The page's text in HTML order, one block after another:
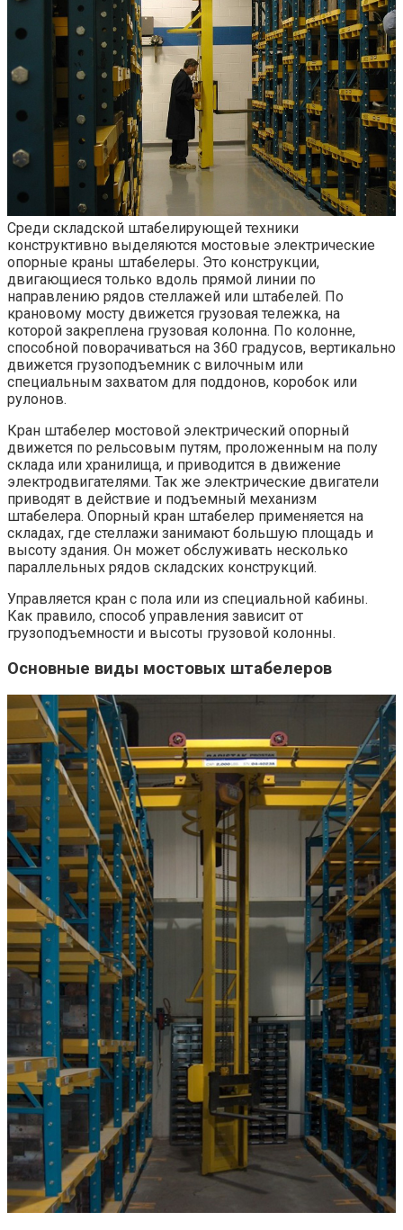
Среди складской штабелирующей техники
конструктивно выделяются мостовые электрические
опорные краны штабелеры. Это конструкции,
двигающиеся только вдоль прямой линии по
направлению рядов стеллажей или штабелей. По
крановому мосту движется грузовая тележка, на
которой закреплена грузовая колонна. По колонне,
способной поворачиваться на 360 градусов, вертикально
движется грузоподъемник с вилочным или
специальным захватом для поддонов, коробок или
рулонов.
Кран штабелер мостовой электрический опорный
движется по рельсовым путям, проложенным на полу
склада или хранилища, и приводится в движение
электродвигателями. Так же электрические двигатели
приводят в действие и подъемный механизм
штабелера. Опорный кран штабелер применяется на
складах, где стеллажи занимают большую площадь и
высоту здания. Он может обслуживать несколько
параллельных рядов складских конструкций.
Управляется кран с пола или из специальной кабины.
Как правило, способ управления зависит от
грузоподъемности и высоты грузовой колонны.
Основные виды мостовых штабелеров